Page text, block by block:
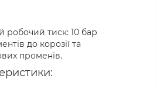
робочий тиск: 10 бар
до корозії та
променів.